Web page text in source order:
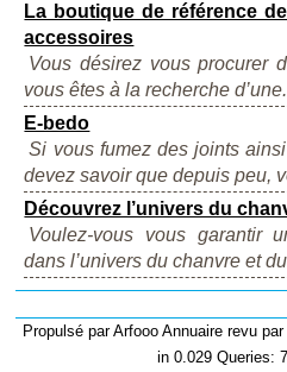
La boutique de référence
accessoires
Vous désirez vous procurer
vous êtes à la recherche
E-bedo
Si vous fumez des joints
devez savoir que depuis peu,
Découvrez l’univers du
Voulez-vous vous garantir
dans l’univers du chanvre et
Propulsé parArfooo Annuairerevu par
in 0.029